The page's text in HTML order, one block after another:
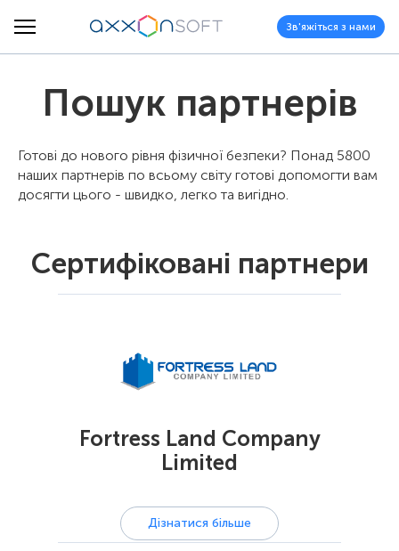
Зв'яжіться з нами
Пошук партнерів
Готові до нового рівня фізичної безпеки? Понад 5800
наших партнерів по всьому світу готові допомогти вам
досягти цього - швидко, легко та вигідно.
Сертифіковані партнери
Fortress Land Company
Limited
Дізнатися більше